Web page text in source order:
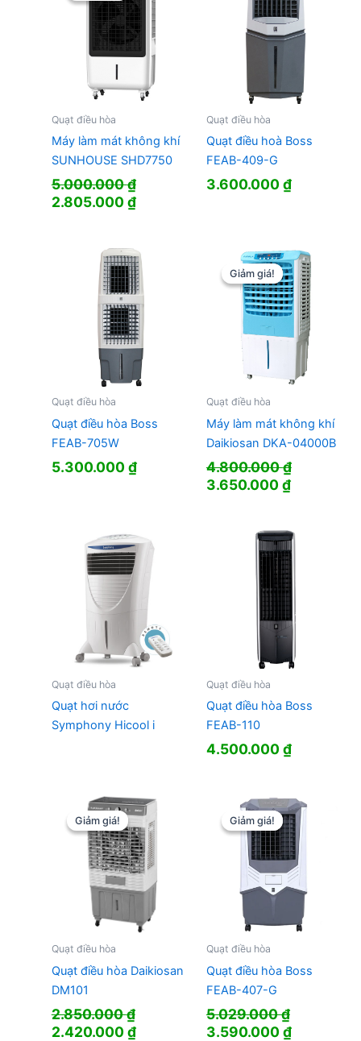
Quạt điều hòa
Máy làm mát không khí
SUNHOUSE SHD7750
5.000.000₫
Giá
5.000.000 ₫.
2.805.000₫Giá
là:
2.805.000 ₫.
Quạt điều hòa
Quạt điều hoà Boss
FEAB-409-G
3.600.000₫
Quạt điều hòa
Quạt điều hòa Boss
FEAB-705W
5.300.000₫
Giảm giá!
Giảm giá!
Quạt điều hòa
Máy làm mát không khí
Daikiosan DKA-04000B
4.800.000₫
Giá
4.800.000 ₫.
3.650.000₫Giá
là:
Quạt điều hòa
Quạt hơi nước
Symphony Hicool i
Quạt điều hòa
Quạt điều hòa Boss
FEAB-110
4.500.000₫
Giảm giá!
Giảm giá!
Quạt điều hòa
Quạt điều hòa Daikiosan
DM101
2.850.000₫
Giá
2.420.000₫Giá
Giảm giá!
Giảm giá!
Quạt điều hòa
Quạt điều hòa Boss
FEAB-407-G
5.029.000₫
Giá
3.590.000₫Giá